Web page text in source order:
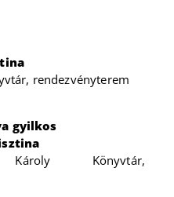
rendezvényterem
gyilkos
Könyvtár,